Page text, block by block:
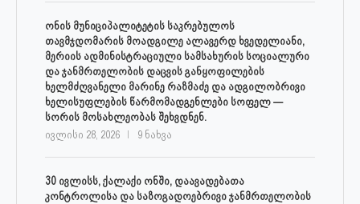
ონის მუნიციპალიტეტის საკრებულოს
თავმჯდომარის მოადგილე ალავერდ ხვედელიანი,
მერიის ადმინისტრაციული სამსახურის სოციალური
და ჯანმრთელობის დაცვის განყოფილების
ხელმძღვანელი მარინე რაზმაძე და ადგილობრივი
ხელისუფლების წარმომადგენლები სოფელ —
სორის მოსახლეობას შეხვდნენ.
ივლისი 28, 2026 9 ნახვა
30 ივლისს, ქალაქი ონში, დაავადებათა
კონტროლისა და საზოგადოებრივი ჯანმრთელობის